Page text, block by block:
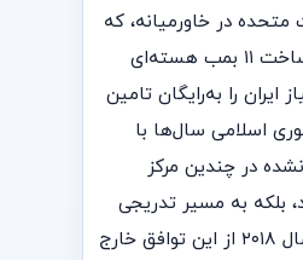
متحده در خاورمیانه، که
جزئیات مذاکرات خود و جرد کوشنر با نمایندگان جمهوری اسلامی را که منجر به این درگیری شد، فاش کرد، نمایندگان رژیم ایران با افتخار اذعان کردند که برای ساخت ۱۱ بمب هسته‌ای
را به‌رایگان تامین
اسلامی سال‌ها با
در چندین مرکز
بلکه به مسیر تدریجی
تهران تا ساخت سلاح هسته‌ای مشروعیت بخشید و آن را تامین مالی کرد. ترامپ به‌درستی برجام را «بدترین توافقی که تاکنون برای آن مذاکره شده» نامید. او سال ۲۰۱۸ از این توافق خارج